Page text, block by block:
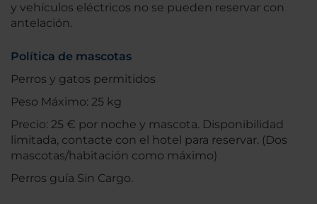
y vehículos eléctricos no se pueden reservar con
antelación.
Política de mascotas
Perros y gatos permitidos
Peso Máximo: 25 kg
Precio: 25 € por noche y mascota. Disponibilidad
limitada, contacte con el hotel para reservar. (Dos
mascotas/habitación como máximo)
Perros guía Sin Cargo.